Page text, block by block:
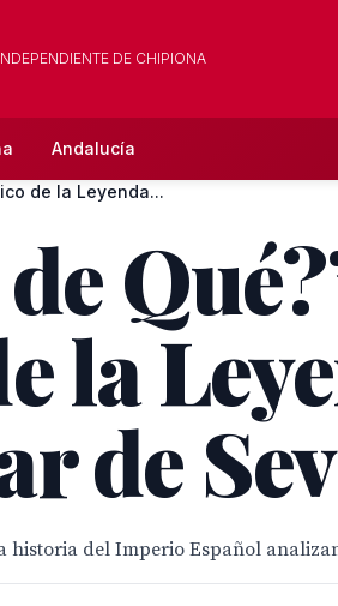
DE CHIPIONA
Andalucía
de la Leyenda...
la
de
del Imperio Español